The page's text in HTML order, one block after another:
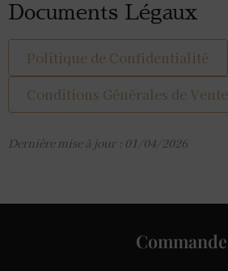
Documents Légaux
Politique de Confidentialité
Conditions Générales de Vente
Dernière mise à jour : 01/04/2026
Commande